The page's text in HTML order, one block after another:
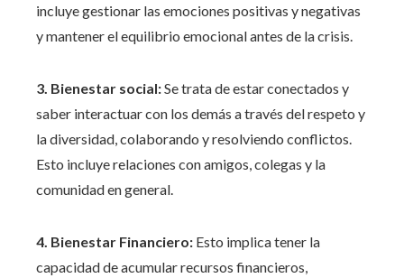
incluye gestionar las emociones positivas y negativas
y mantener el equilibrio emocional antes de la crisis.
3. Bienestar social:Se trata de estar conectados y
saber interactuar con los demás a través del respeto y
la diversidad, colaborando y resolviendo conflictos.
Esto incluye relaciones con amigos, colegas y la
comunidad en general.
4. Bienestar Financiero: Esto implica tener la
capacidad de acumular recursos financieros,